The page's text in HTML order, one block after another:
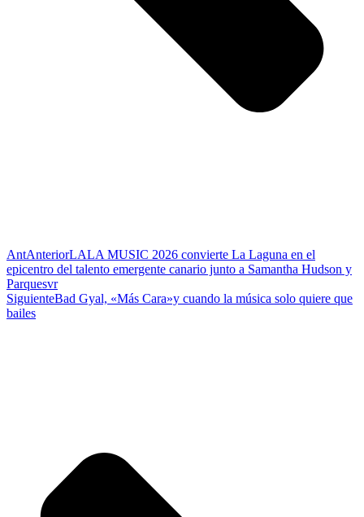
AntAnteriorLALA MUSIC 2026 convierte La Laguna en el
epicentro del talento emergente canario junto a Samantha Hudson y
Parquesvr
SiguienteBad Gyal, «Más Cara»y cuando la música solo quiere que
bailes